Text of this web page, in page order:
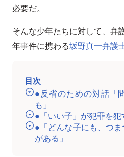
必要だ。
そんな少年たちに対して、弁
年事件に携わる坂野真一弁護
目次
●反省のための対話「
も」
●「いい子」が犯罪を犯
●「どんな子にも、つ
がある」